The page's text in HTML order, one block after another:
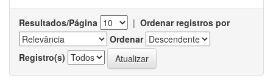
Resultados/Página | Ordenar registros por
Ordenar
Registro(s)